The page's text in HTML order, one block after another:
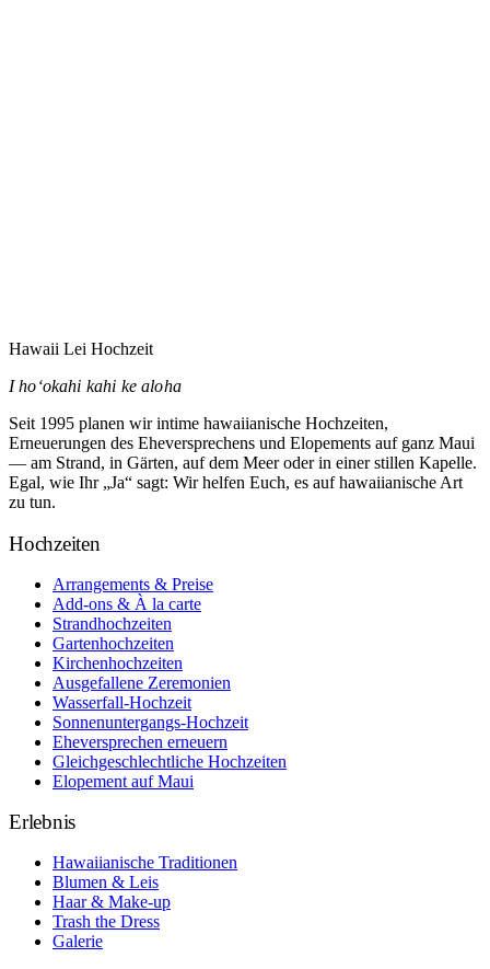
Hawaii Lei Hochzeit
I hoʻokahi kahi ke aloha
Seit 1995 planen wir intime hawaiianische Hochzeiten,
Erneuerungen des Eheversprechens und Elopements auf ganz Maui
— am Strand, in Gärten, auf dem Meer oder in einer stillen Kapelle.
Egal, wie Ihr „Ja“ sagt: Wir helfen Euch, es auf hawaiianische Art
zu tun.
Hochzeiten
Arrangements & Preise
Add-ons & À la carte
Strandhochzeiten
Gartenhochzeiten
Kirchenhochzeiten
Ausgefallene Zeremonien
Wasserfall-Hochzeit
Sonnenuntergangs-Hochzeit
Eheversprechen erneuern
Gleichgeschlechtliche Hochzeiten
Elopement auf Maui
Erlebnis
Hawaiianische Traditionen
Blumen & Leis
Haar & Make-up
Trash the Dress
Galerie